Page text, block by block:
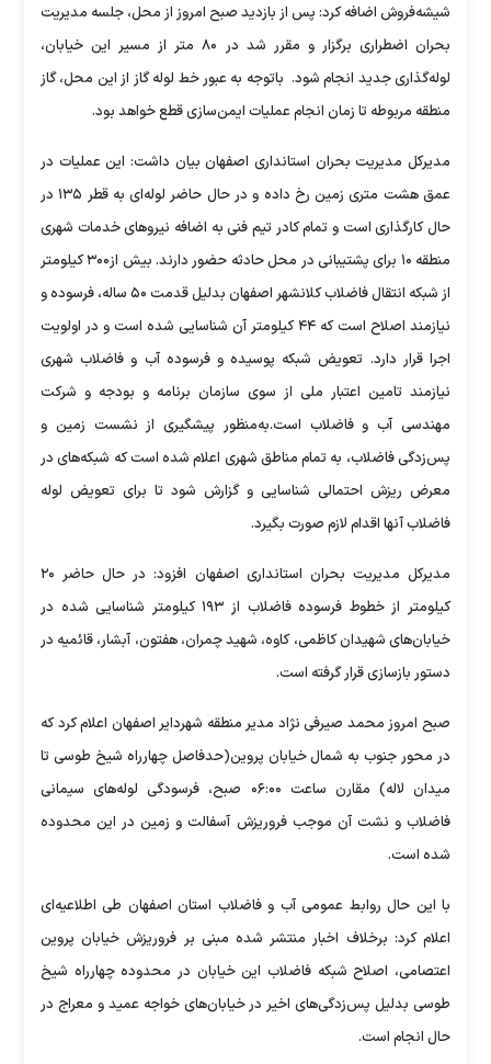
شیشه‌فروش اضافه کرد: پس از بازدید صبح امروز از محل، جلسه مدیریت
بحران اضطراری برگزار و مقرر شد در ۸۰ متر از مسیر این خیابان،
لوله‌گذاری جدید انجام شود. باتوجه‌ به عبور خط لوله گاز از این محل، گاز
منطقه مربوطه تا زمان انجام عملیات ایمن‌سازی قطع خواهد بود.
مدیرکل مدیریت بحران استانداری اصفهان بیان داشت: این عملیات در
عمق هشت‌ متری زمین رخ داده و در حال حاضر لوله‌ای به قطر ۱۳۵ در
حال کارگذاری است و تمام کادر تیم فنی به اضافه نیروهای خدمات شهری
منطقه ۱۰ برای پشتیبانی در محل حادثه حضور دارند. بیش از۳۰۰ کیلومتر
از شبکه انتقال فاضلاب کلانشهر اصفهان بدلیل قدمت ۵۰ ساله، فرسوده و
نیازمند اصلاح است که ۴۴ کیلومتر آن شناسایی شده است و در اولویت
اجرا قرار دارد. تعویض شبکه پوسیده و فرسوده آب و فاضلاب شهری
نیازمند تامین اعتبار ملی از سوی سازمان برنامه‌ و بودجه و شرکت
مهندسی آب و فاضلاب است.به‌منظور پیشگیری از نشست زمین و
پس‌زدگی فاضلاب، به‌ تمام مناطق شهری اعلام شده است که شبکه‌های در
معرض ریزش احتمالی شناسایی و گزارش شود تا برای تعویض لوله
فاضلاب آنها اقدام لازم صورت بگیرد.
مدیرکل مدیریت بحران استانداری اصفهان افزود: در حال حاضر ۲۰
کیلومتر از خطوط فرسوده فاضلاب از ۱۹۳ کیلومتر شناسایی شده در
خیابان‌های شهیدان کاظمی، کاوه، شهید چمران، هفتون، آبشار، قائمیه در
دستور بازسازی قرار گرفته است.
صبح امروز محمد صیرفی نژاد مدیر منطقه شهردایر اصفهان اعلام کرد که
در محور جنوب به شمال خیابان پروین(حدفاصل چهارراه شیخ طوسی تا
میدان لاله) مقارن ساعت ۰۶:۰۰ صبح، فرسودگی لوله‌های سیمانی
فاضلاب و نشت آن موجب فروریزش آسفالت و زمین در این محدوده
شده است.
با این حال روابط‌ عمومی آب و فاضلاب استان اصفهان طی اطلاعیه‌ای
اعلام کرد: برخلاف اخبار منتشر شده مبنی بر فروریزش خیابان پروین
اعتصامی، اصلاح شبکه فاضلاب این خیابان در محدوده چهارراه شیخ
طوسی بدلیل پس‌زدگی‌های اخیر در خیابان‌های خواجه عمید و معراج در
حال انجام است.